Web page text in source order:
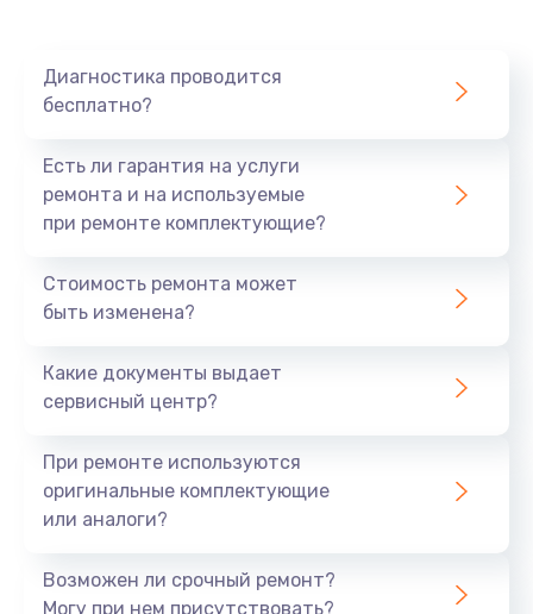
Диагностика проводится
бесплатно?
Есть ли гарантия на услуги
ремонта и на используемые
при ремонте комплектующие?
Стоимость ремонта может
быть изменена?
Какие документы выдает
сервисный центр?
При ремонте используются
оригинальные комплектующие
или аналоги?
Возможен ли срочный ремонт?
Могу при нем присутствовать?